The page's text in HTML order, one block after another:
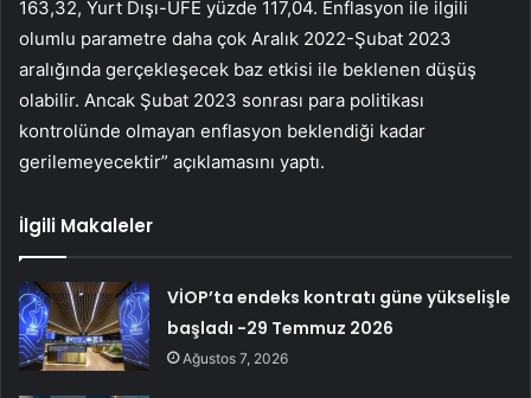
163,32, Yurt Dışı-ÜFE yüzde 117,04. Enflasyon ile ilgili
olumlu parametre daha çok Aralık 2022-Şubat 2023
aralığında gerçekleşecek baz etkisi ile beklenen düşüş
olabilir. Ancak Şubat 2023 sonrası para politikası
kontrolünde olmayan enflasyon beklendiği kadar
gerilemeyecektir” açıklamasını yaptı.
İlgili Makaleler
VİOP’ta endeks kontratı güne yükselişle
başladı -29 Temmuz 2026
Ağustos 7, 2026